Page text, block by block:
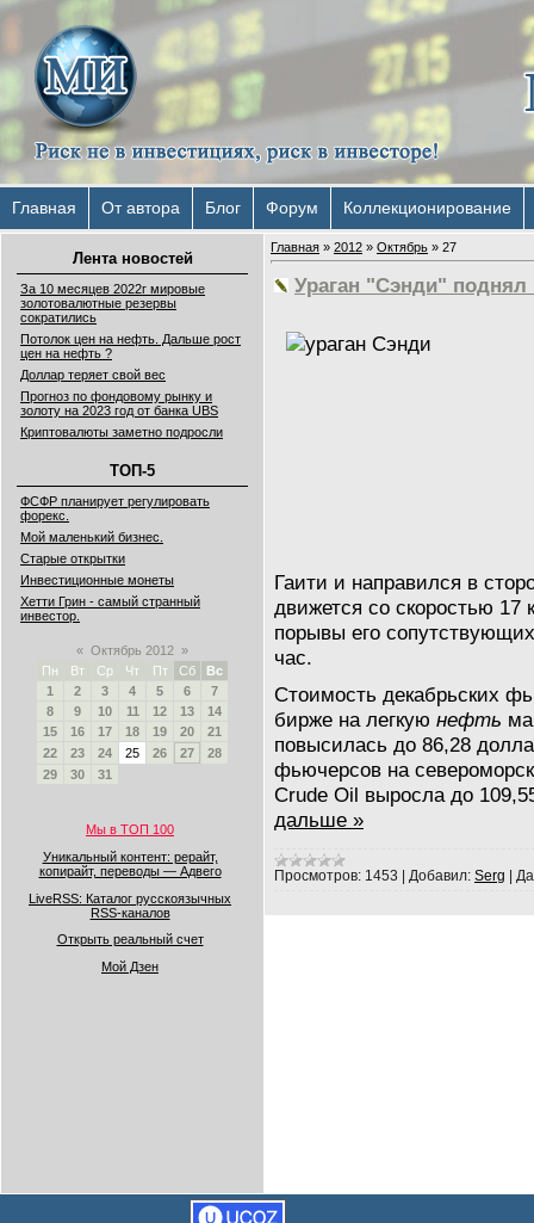
Главная От автора Блог Форум Коллекционирование
Лента новостей
За 10 месяцев 2022г мировые
золотовалютные резервы
сократились
Потолок цен на нефть. Дальше рост
цен на нефть ?
Доллар теряет свой вес
Прогноз по фондовому рынку и
золоту на 2023 год от банка UBS
Криптовалюты заметно подросли
ТОП-5
ФСФР планирует регулировать
форекс.
Мой маленький бизнес.
Старые открытки
Инвестиционные монеты
Хетти Грин - самый странный
инвестор.
« Октябрь 2012 »
Пн
Вт Ср Чт Пт Сб
Вс
1
2 3 4 5 6
7
8
9 10 11 12 13
14
15
16 17 18 19 20
21
22
23 24 25 26 27
28
29
30 31
Мы в ТОП 100
Уникальный контент: рерайт,
копирайт, переводы — Адвего
LiveRSS: Каталог русскоязычных
RSS-каналов
Открыть реальный счет
Мой Дзен
Главная » 2012 » Октябрь » 27
Ураган "Сэнди"
Гаити и направился в
движется со скоростью 17
порывы его
час.
Стоимость декабрьских
бирже на легкую нефть
повысилась до 86,28
фьючерсов на
Crude Oil выросла до
дальше »
Просмотров: 1453 Добавил: Serg